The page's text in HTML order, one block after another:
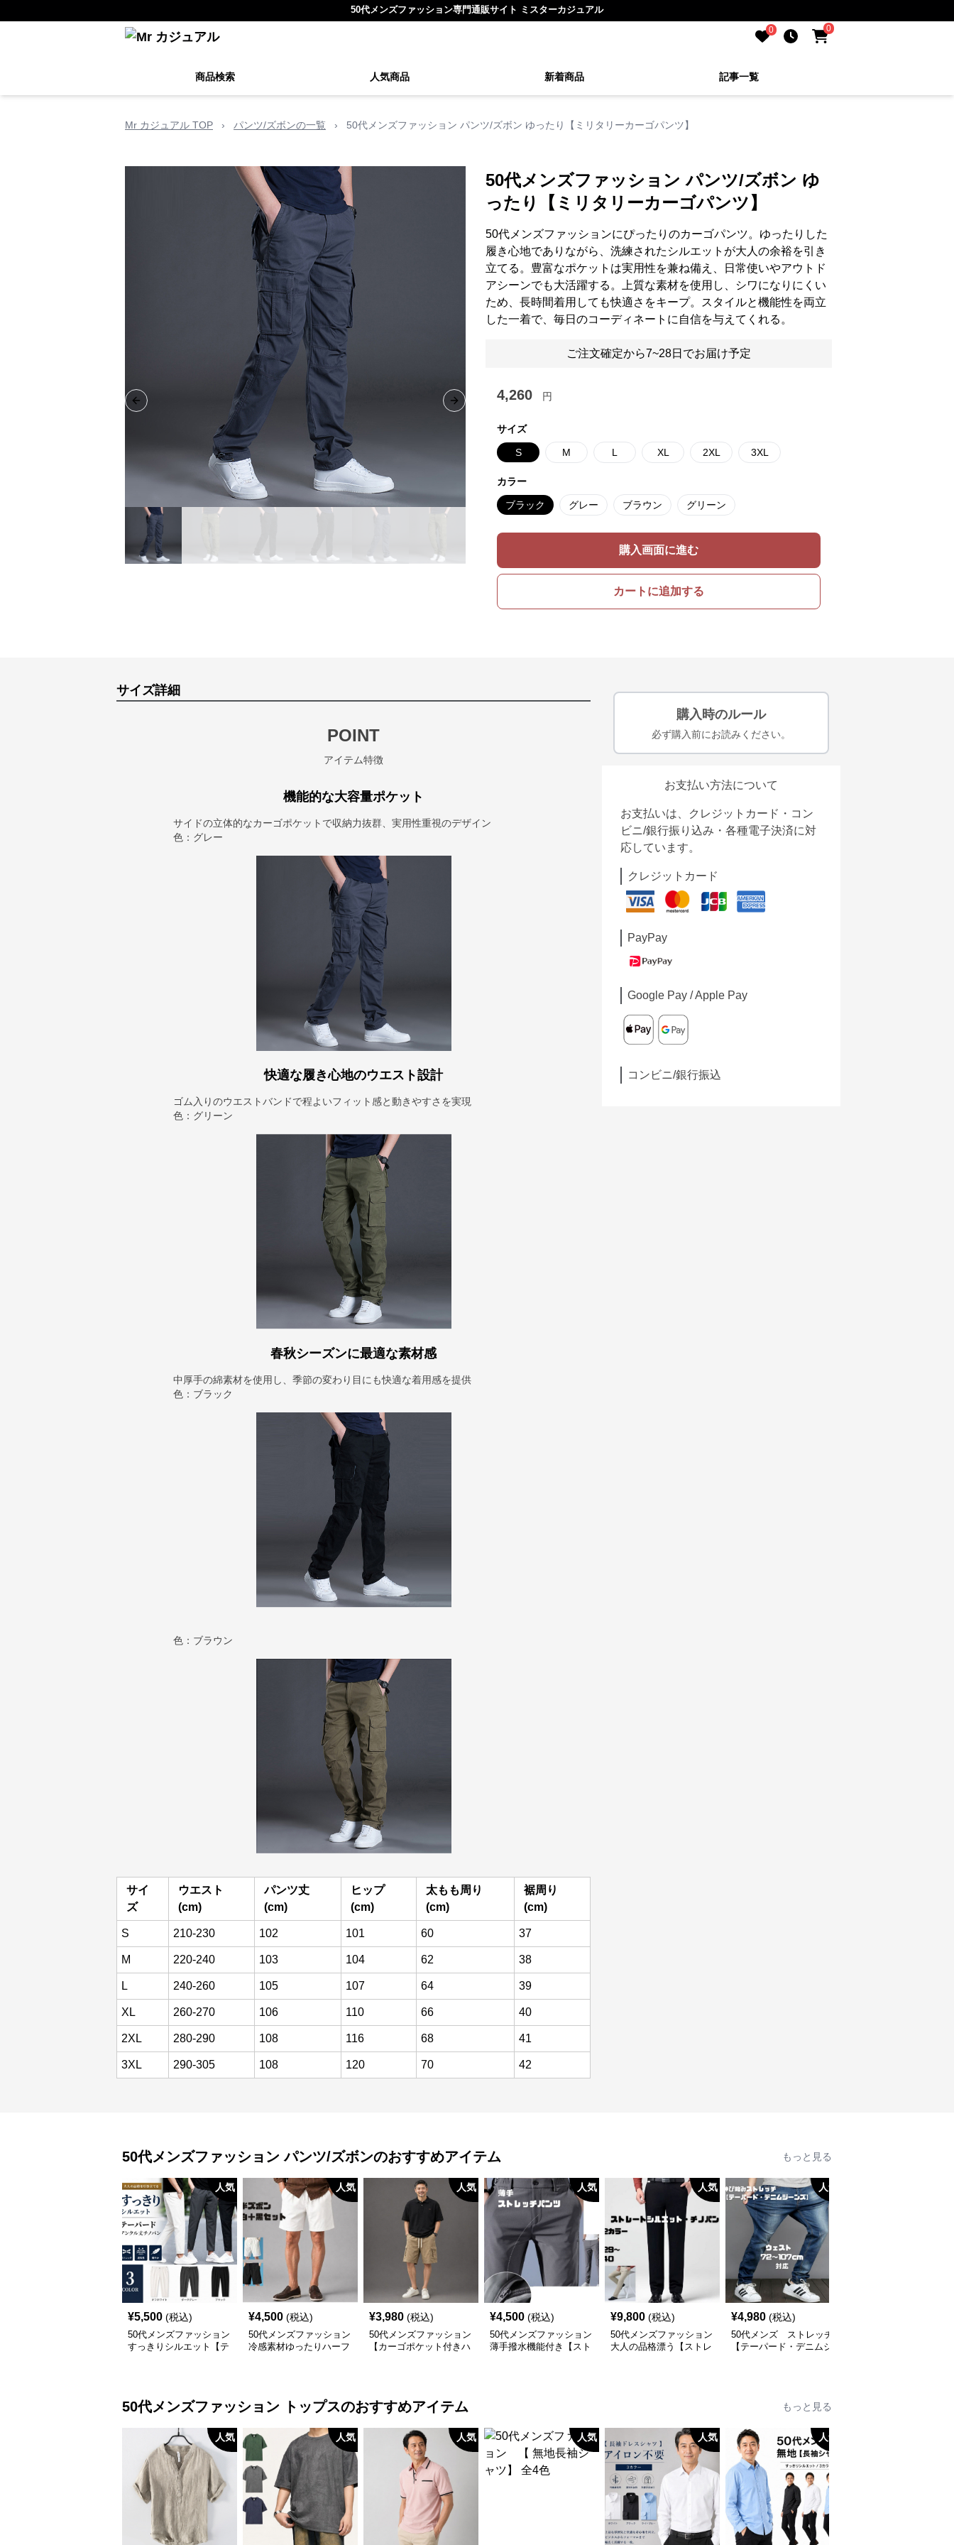
50代メンズファッション専門通販サイト ミスターカジュアル
0 0
商品検索 人気商品 新着商品 記事一覧
Mr カジュアル TOP › パンツ/ズボンの一覧 › 50代メンズファッション パンツ/ズボン ゆったり【ミリタリーカーゴパンツ】
Previous slide Next slide
50代メンズファッション パンツ/ズボン ゆ
ったり【ミリタリーカーゴパンツ】
50代メンズファッションにぴったりのカーゴパンツ。ゆったりした
履き心地でありながら、洗練されたシルエットが大人の余裕を引き
立てる。豊富なポケットは実用性を兼ね備え、日常使いやアウトド
アシーンでも大活躍する。上質な素材を使用し、シワになりにくい
ため、長時間着用しても快適さをキープ。スタイルと機能性を両立
した一着で、毎日のコーディネートに自信を与えてくれる。
ご注文確定から7~28日でお届け予定
4,260 円
サイズ
S M L XL 2XL 3XL
カラー
ブラック グレー ブラウン グリーン
購入画面に進む
カートに追加する
サイズ詳細
POINT
アイテム特徴
機能的な大容量ポケット
サイドの立体的なカーゴポケットで収納力抜群、実用性重視のデザイン
色：グレー
快適な履き心地のウエスト設計
ゴム入りのウエストバンドで程よいフィット感と動きやすさを実現
色：グリーン
春秋シーズンに最適な素材感
中厚手の綿素材を使用し、季節の変わり目にも快適な着用感を提供
色：ブラック
色：ブラウン
サイ
ズ
ウエスト
(cm)
パンツ丈
(cm)
ヒップ
(cm)
太もも周り
(cm)
裾周り
(cm)
S 210-230 102 101 60 37
M 220-240 103 104 62 38
L 240-260 105 107 64 39
XL 260-270 106 110 66 40
2XL 280-290 108 116 68 41
3XL 290-305 108 120 70 42
購入時のルール
必ず購入前にお読みください。
お支払い方法について
お支払いは、クレジットカード・コン
ビニ/銀行振り込み・各種電子決済に対
応しています。
クレジットカード
PayPay
Google Pay / Apple Pay
コンビニ/銀行振込
50代メンズファッション パンツ/ズボンのおすすめアイテム もっと見る
人気
¥5,500 (税込)
50代メンズファッション
すっきりシルエット【テ
人気
¥4,500 (税込)
50代メンズファッション
冷感素材ゆったりハーフ
人気
¥3,980 (税込)
50代メンズファッション
【カーゴポケット付きハ
人気
¥4,500 (税込)
50代メンズファッション
薄手撥水機能付き【スト
人気
¥9,800 (税込)
50代メンズファッション
大人の品格漂う【ストレ
人気
¥4,980 (税込)
50代メンズ ストレッチ
【テーパード・デニムジ
50代メンズファッション トップスのおすすめアイテム もっと見る
人気 人気 人気 人気 人気 人気